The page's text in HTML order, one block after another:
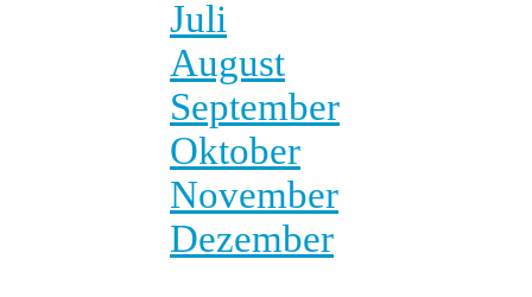
Juli
August
September
Oktober
November
Dezember